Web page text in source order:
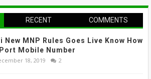
RECENT COMMENTS
New MNP Rules Goes Live Know How
Mobile Number
18, 2019 2